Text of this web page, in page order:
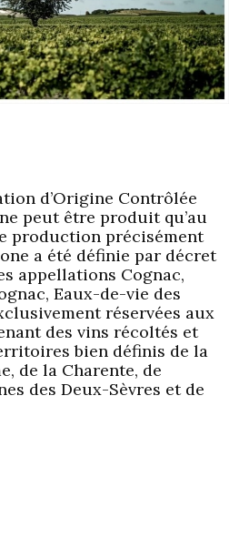
d’Origine Contrôlée
peut être produit qu’au
production précisément
a été définie par décret
appellations Cognac,
Eaux-de-vie des
réservées aux
des vins récoltés et
bien définis de la
de la Charente, de
des Deux-Sèvres et de